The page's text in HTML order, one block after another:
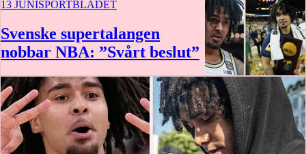
13 JUNISPORTBLADET
Svenske supertalangen
nobbar NBA: ”Svårt beslut”